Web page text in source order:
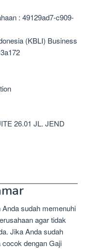
: 49129ad7-c909-
(KBLI) Business
26.01 JL. JEND
sudah memenuhi
agar tidak
Jika Anda sudah
dengan Gaji